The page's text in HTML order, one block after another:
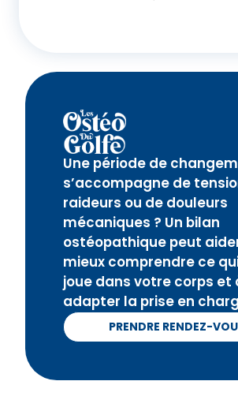
Une période de
s’accompagne de
raideurs ou de douleurs
mécaniques ? Un bilan
ostéopathique peut
mieux comprendre ce
joue dans votre corps et
adapter la prise en
PRENDRE RENDEZ-